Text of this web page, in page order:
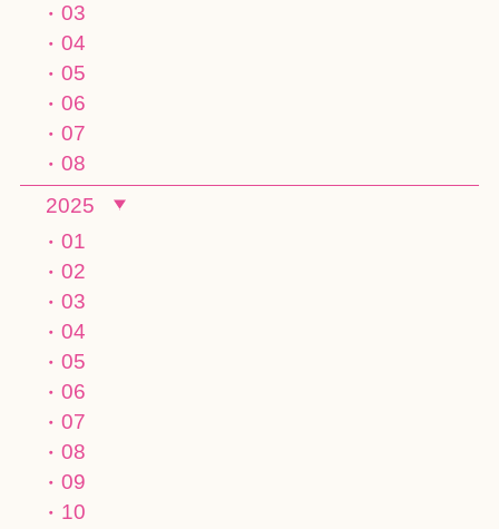
03
04
05
06
07
08
2025
01
02
03
04
05
06
07
08
09
10